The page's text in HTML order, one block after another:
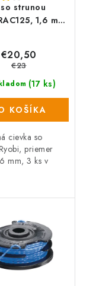
strunou
1,6 mm,
(17 ks)
€20,50
€23
KOŠÍKA
cievka so
priemer
mm, 3 ks v